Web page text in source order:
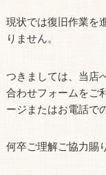
現状では復旧作業を
りません。
つきましては、当店
合わせフォームをご
ージまたはお電話で
何卒ご理解ご協力賜